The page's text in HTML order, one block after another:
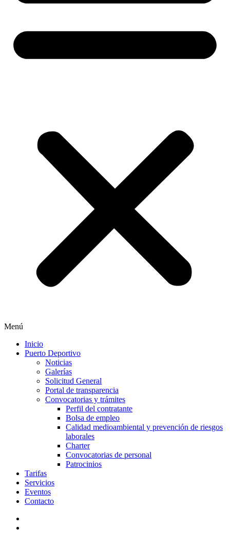
Menú
Inicio
Puerto Deportivo
Noticias
Galerías
Solicitud General
Portal de transparencia
Convocatorias y trámites
Perfil del contratante
Bolsa de empleo
Calidad medioambiental y prevención de riesgos
laborales
Charter
Convocatorias de personal
Patrocinios
Tarifas
Servicios
Eventos
Contacto